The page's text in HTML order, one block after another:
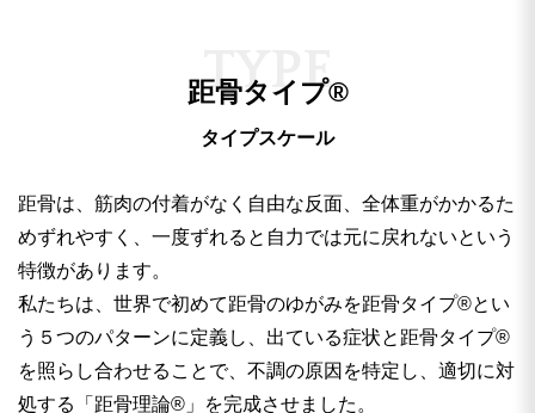
距骨タイプ®
TY PE
タイプスケール
距骨は、筋肉の付着がなく自由な反面、全体重がかかるた
めずれやすく、一度ずれると自力では元に戻れないという
特徴があります。
私たちは、世界で初めて距骨のゆがみを距骨タイプ®︎とい
う５つのパターンに定義し、出ている症状と距骨タイプ®︎
を照らし合わせることで、不調の原因を特定し、適切に対
処する「距骨理論®︎」を完成させました。